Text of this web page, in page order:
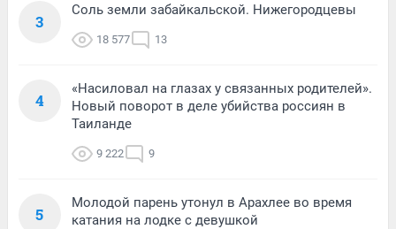
3
Соль земли забайкальской. Нижегородцевы
18 577 13
4
«Насиловал на глазах у связанных родителей».
Новый поворот в деле убийства россиян в
Таиланде
9 222 9
5
Молодой парень утонул в Арахлее во время
катания на лодке с девушкой